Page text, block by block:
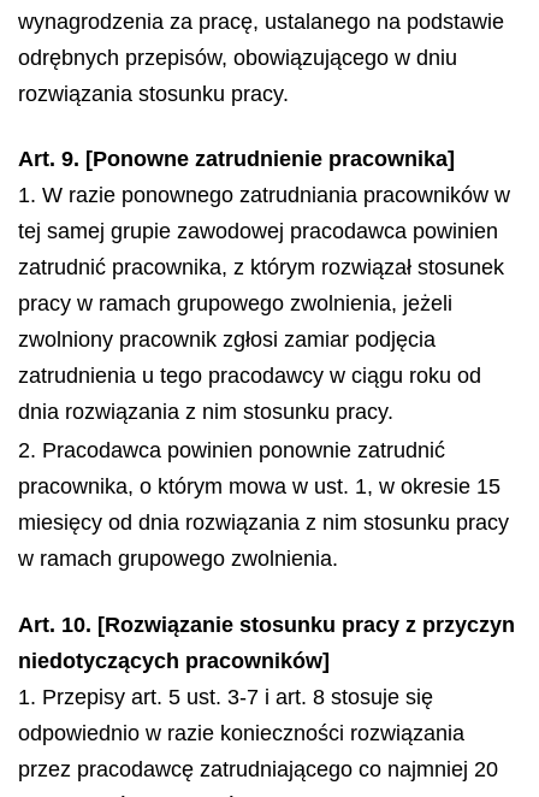
wynagrodzenia za pracę, ustalanego na podstawie
odrębnych przepisów, obowiązującego w dniu
rozwiązania stosunku pracy.
Art. 9. [Ponowne zatrudnienie pracownika]
1. W razie ponownego zatrudniania pracowników w
tej samej grupie zawodowej pracodawca powinien
zatrudnić pracownika, z którym rozwiązał stosunek
pracy w ramach grupowego zwolnienia, jeżeli
zwolniony pracownik zgłosi zamiar podjęcia
zatrudnienia u tego pracodawcy w ciągu roku od
dnia rozwiązania z nim stosunku pracy.
2. Pracodawca powinien ponownie zatrudnić
pracownika, o którym mowa w ust. 1, w okresie 15
miesięcy od dnia rozwiązania z nim stosunku pracy
w ramach grupowego zwolnienia.
Art. 10. [Rozwiązanie stosunku pracy z przyczyn
niedotyczących pracowników]
1. Przepisy art. 5 ust. 3-7 i art. 8 stosuje się
odpowiednio w razie konieczności rozwiązania
przez pracodawcę zatrudniającego co najmniej 20